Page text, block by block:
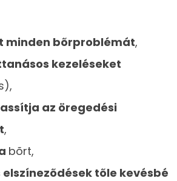
minden bõrproblémát,
kezeléseket
az öregedési
,
bõrt,
elszínezõdések tõle kevésbé